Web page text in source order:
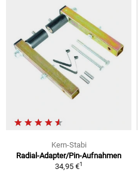
Kern-Stabi
Radial-Adapter/Pin-Aufnahmen
34,95 €1